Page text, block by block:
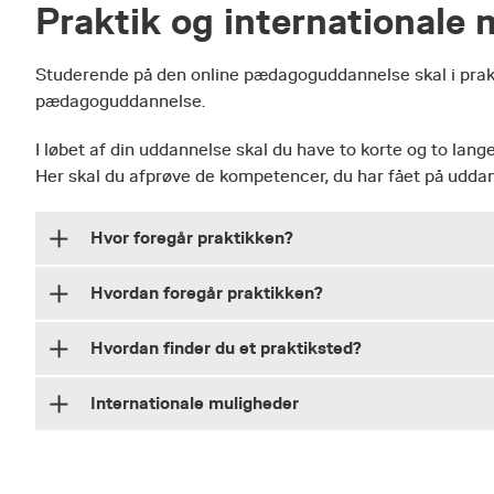
Kreative udtryksformer
Natur og udeliv
Sundhedsfremme og bevægelse
Kulturprojekter og kulturelt iværksætteri
Kulturmøde og interkulturalitet
Praktik og internationale
Studerende på den online pædagoguddannelse skal i
pædagoguddannelse.
I løbet af din uddannelse skal du have to korte og to
Her skal du afprøve de kompetencer, du har fået på
Hvor foregår praktikken?
På uddannelsen kommer du ud i praktik af flere
praktiktid.
Hvordan foregår praktikken?
Praktikvejleder
gennem hele praktikperioden.
Hvordan finder du et praktiksted?
Garanti for praktikplads
Internationale muligheder